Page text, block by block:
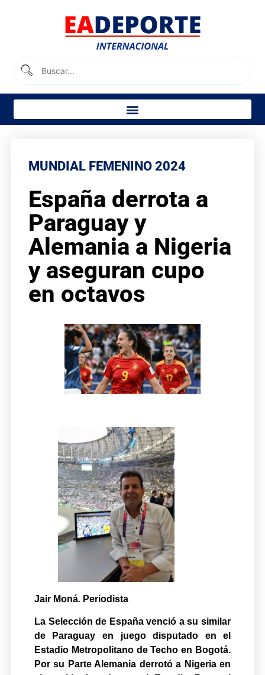
MUNDIAL FEMENINO 2024
España derrota a
Paraguay y
Alemania a Nigeria
y aseguran cupo
en octavos
Jair Moná. Periodista
La Selección de España venció a su similar
de Paraguay en juego disputado en el
Estadio Metropolitano de Techo en Bogotá.
Por su Parte Alemania derrotó a Nigeria en